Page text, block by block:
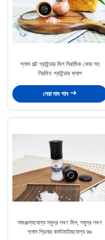
গ্লাস সল্ট গ্রাইন্ডার মিল সিরামিক কোর সহ
নিয়মিত গ্রাইন্ডার ক্যাপ
সেরা দাম পান
সামঞ্জস্যযোগ্য সমুদ্র লবণ মিল, সমুদ্র লবণ
গ্লাস গ্রিনার কাস্টমাইজযোগ্য রঙ